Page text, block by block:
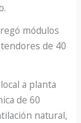
módulos
de 40
a planta
de 60
natural,